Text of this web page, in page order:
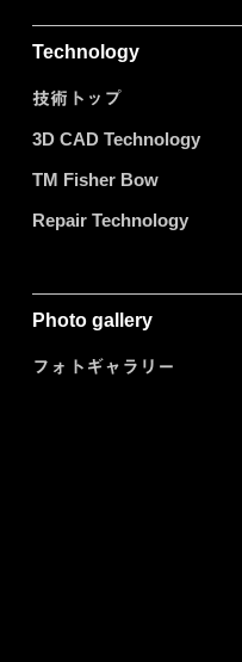
Technology
技術トップ
3D CAD Technology
TM Fisher Bow
Repair Technology
Photo gallery
フォトギャラリー